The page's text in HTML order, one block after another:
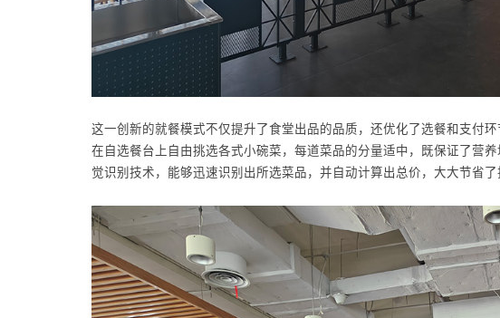
这一创新的就餐模式不仅提升了食堂出品的品质，还优化了选餐和支付
在自选餐台上自由挑选各式小碗菜，每道菜品的分量适中，既保证了营
觉识别技术，能够迅速识别出所选菜品，并自动计算出总价，大大节省了